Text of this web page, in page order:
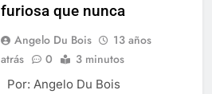
furiosa que nunca
Angelo Du Bois
13 años
atrás
0 3 minutos
Por: Angelo Du Bois